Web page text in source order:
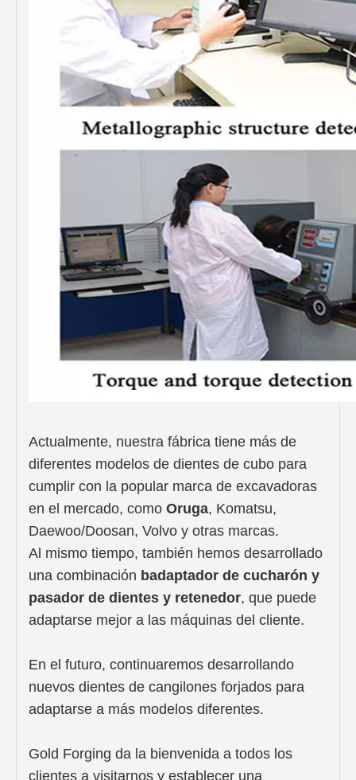
Actualmente, nuestra fábrica tiene más de
diferentes modelos de dientes de cubo para
cumplir con la popular marca de excavadoras
en el mercado, como Oruga, Komatsu,
Daewoo/Doosan, Volvo y otras marcas.
Al mismo tiempo, también hemos desarrollado
una combinación badaptador de cucharón y
pasador de dientes y retenedor, que puede
adaptarse mejor a las máquinas del cliente.
En el futuro, continuaremos desarrollando
nuevos dientes de cangilones forjados para
adaptarse a más modelos diferentes.
Gold Forging da la bienvenida a todos los
clientes a visitarnos y establecer una